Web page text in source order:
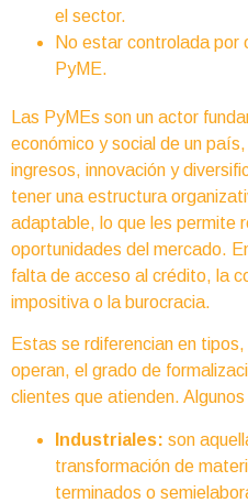
el sector.
No estar controlada por
PyME.
Las PyMEs son un actor
económico y social de un
ingresos, innovación y
tener una estructura
adaptable, lo que les permite
oportunidades del mercado.
falta de acceso al crédito, la
impositiva o la burocracia.
Estas se rdiferencian en
operan, el grado de
clientes que atienden.
Industriales: son
transformación de
terminados o